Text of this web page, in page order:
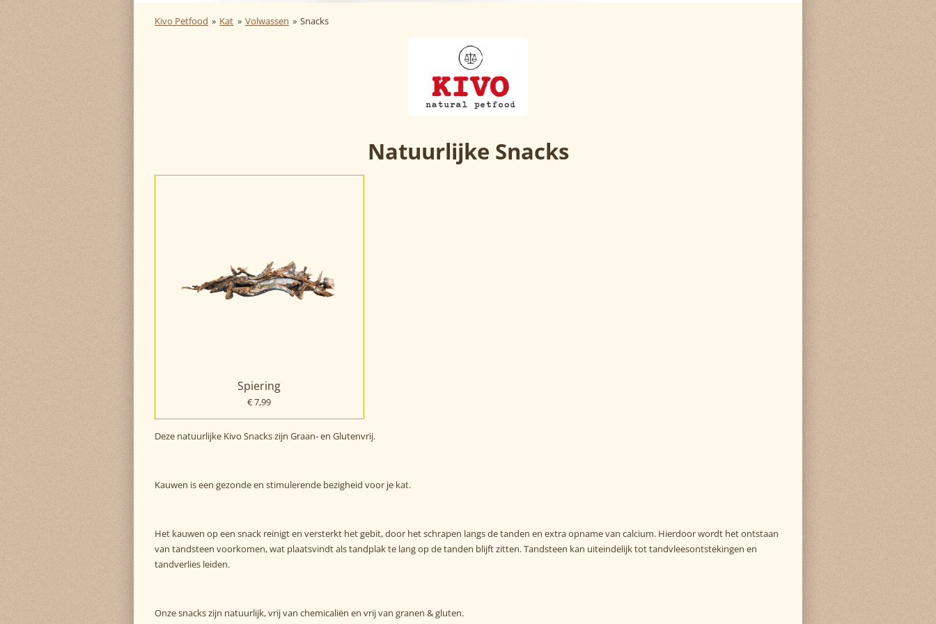
Kivo Petfood » Kat » Volwassen » Snacks
Natuurlijke Snacks
Spiering
€ 7,99
Deze natuurlijke Kivo Snacks zijn Graan- en Glutenvrij.
Kauwen is een gezonde en stimulerende bezigheid voor je kat.
Het kauwen op een snack reinigt en versterkt het gebit, door het schrapen langs de tanden en extra opname van calcium. Hierdoor wordt het ontstaan
van tandsteen voorkomen, wat plaatsvindt als tandplak te lang op de tanden blijft zitten. Tandsteen kan uiteindelijk tot tandvleesontstekingen en
tandverlies leiden.
Onze snacks zijn natuurlijk, vrij van chemicaliën en vrij van granen & gluten.